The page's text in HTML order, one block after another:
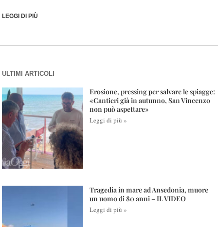
LEGGI DI PIÙ
ULTIMI ARTICOLI
Erosione, pressing per salvare le spiagge:
«Cantieri già in autunno, San Vincenzo
non può aspettare»
Leggi di più »
Tragedia in mare ad Ansedonia, muore
un uomo di 80 anni – IL VIDEO
Leggi di più »